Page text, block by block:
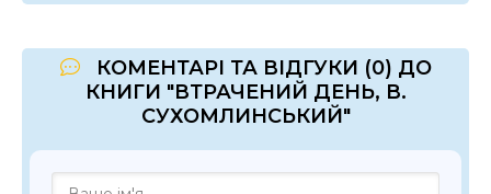
КОМЕНТАРІ ТА ВІДГУКИ (0) ДО
КНИГИ "ВТРАЧЕНИЙ ДЕНЬ, В.
СУХОМЛИНСЬКИЙ"